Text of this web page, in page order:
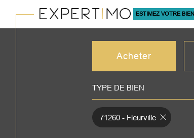
ESTIMEZ VOTRE BIEN
Acheter
de l'ancien
du neuf
de l'immo pro
TYPE DE BIEN
71260 - Fleurville